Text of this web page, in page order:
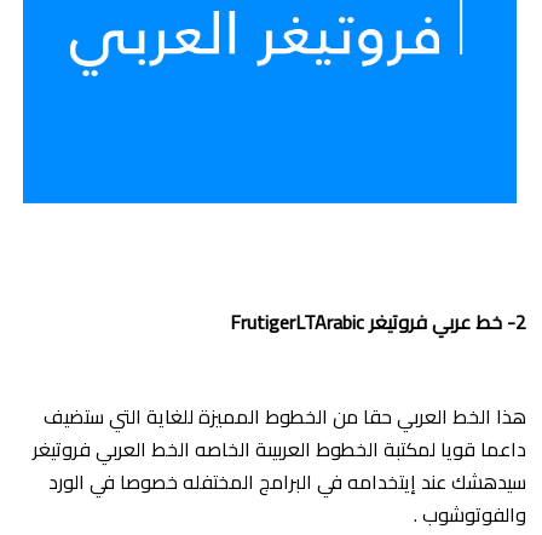
2- خط عربي فروتيغر FrutigerLTArabic
هذا الخط العربي حقا من الخطوط المميزة للغاية التي ستضيف
داعما قويا لمكتبة الخطوط العربيىة الخاصه الخط العربي فروتيغر
سيدهشك عند إيتخدامه في البرامج المختفله خصوصا في الورد
والفوتوشوب .